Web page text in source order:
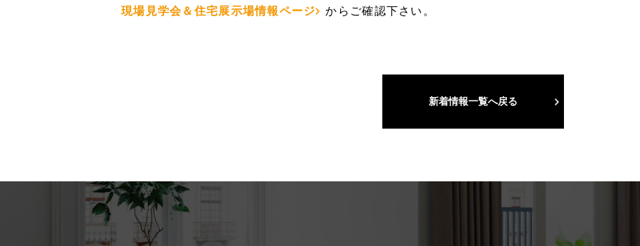
現場見学会＆住宅展示場情報ページ
からご確認下さい。
新着情報一覧へ戻る